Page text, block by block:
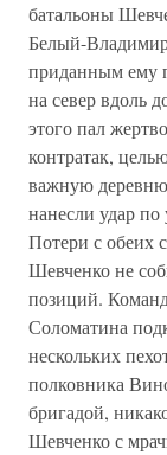
батальоны
Белый-
приданным ему
на север вдоль
этого пал
контратак,
важную
нанесли удар
Потери с обеих
Шевченко не
позиций.
Соломатина
нескольких
полковника
бригадой,
Шевченко с